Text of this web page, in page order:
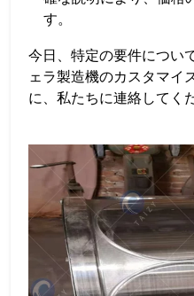
す。
今日、特定の要件につい
ェラ製造機のカスタマイ
に、私たちに連絡してく